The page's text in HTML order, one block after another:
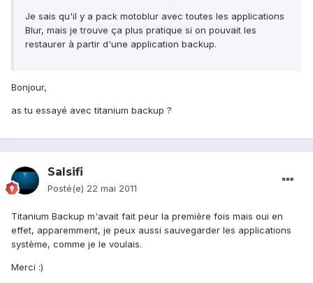
Je sais qu'il y a pack motoblur avec toutes les applications
Blur, mais je trouve ça plus pratique si on pouvait les
restaurer à partir d'une application backup.
Bonjour,
as tu essayé avec titanium backup ?
Salsifi
Posté(e) 22 mai 2011
Titanium Backup m'avait fait peur la première fois mais oui en
effet, apparemment, je peux aussi sauvegarder les applications
système, comme je le voulais.
Merci :)